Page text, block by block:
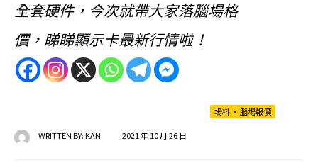
全套硬件，今次就帶大家落腦場格
價，睇睇顯示卡最新行情啦！
場料 • 腦場報價
WRITTEN BY:KAN 2021 年 10 月 26 日